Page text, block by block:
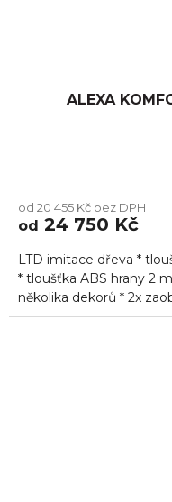
ALEXA
od 20 455 Kč bez DPH
od 24 750 Kč
LTD imitace dřeva *
* tloušťka ABS hrany 2
několika dekorů * 2x